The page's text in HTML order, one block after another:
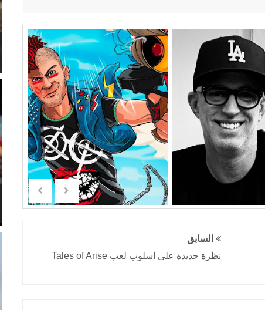
السابق
نظرة جديدة على اسلوب لعب Tales of Arise